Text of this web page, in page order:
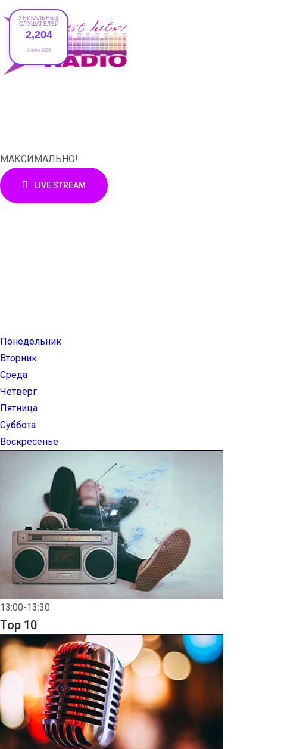
УНИКАЛЬНЫХ
СЛУШАТЕЛЕЙ
2,204
Июле 2026
МАКСИМАЛЬНО!
LIVE STREAM
Понедельник
Вторник
Среда
Четверг
Пятница
Суббота
Воскресенье
13:00-13:30
Top 10